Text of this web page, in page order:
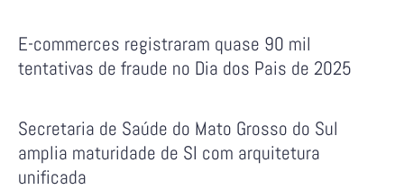
E-commerces registraram quase 90 mil
tentativas de fraude no Dia dos Pais de 2025
Secretaria de Saúde do Mato Grosso do Sul
amplia maturidade de SI com arquitetura
unificada